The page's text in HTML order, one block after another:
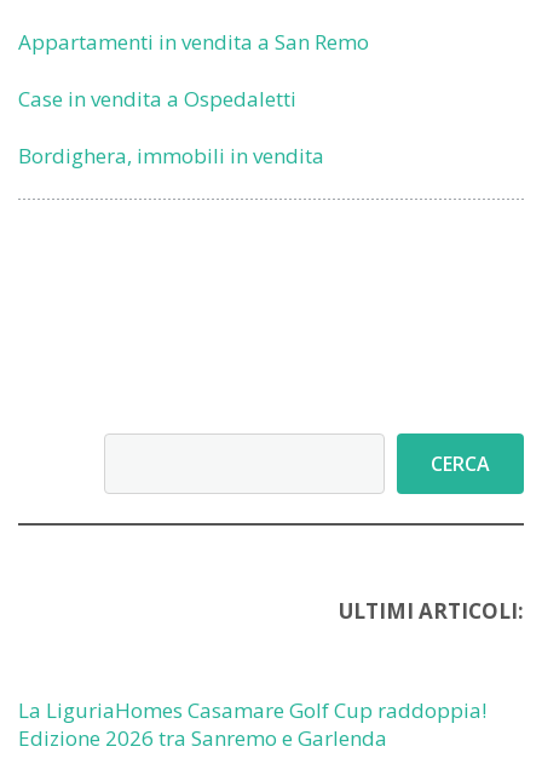
Appartamenti in vendita a San Remo
Case in vendita a Ospedaletti
Bordighera, immobili in vendita
CERCA
ULTIMI ARTICOLI:
La LiguriaHomes Casamare Golf Cup raddoppia!
Edizione 2026 tra Sanremo e Garlenda